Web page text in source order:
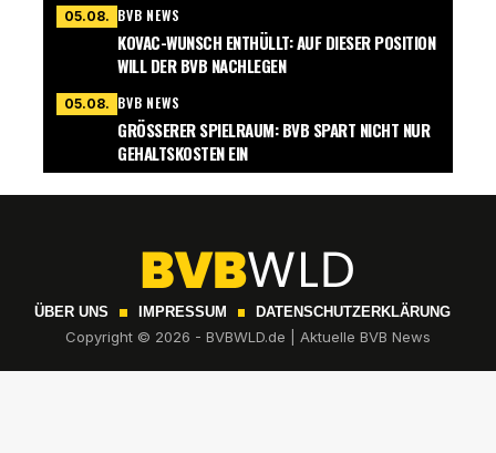
05.08. BVB NEWS
KOVAC-WUNSCH ENTHÜLLT: AUF DIESER POSITION
WILL DER BVB NACHLEGEN
05.08. BVB NEWS
GRÖSSERER SPIELRAUM: BVB SPART NICHT NUR G
EHALTSKOSTEN EIN
ÜBER UNS IMPRESSUM DATENSCHUTZERKLÄRUNG
Copyright © 2026 - BVBWLD.de | Aktuelle BVB News